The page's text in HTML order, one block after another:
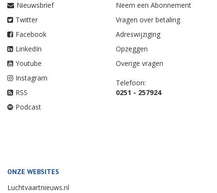
Nieuwsbrief
Twitter
Facebook
LinkedIn
Youtube
Instagram
RSS
Podcast
Neem een Abonnement
Vragen over betaling
Adreswijziging
Opzeggen
Overige vragen
Telefoon:
0251 - 257924
ONZE WEBSITES
Luchtvaartnieuws.nl